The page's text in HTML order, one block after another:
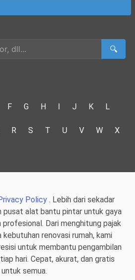
🔍
F G H I J K L
R S T U V W X
Policy. Lebih dari sekadar
pusat alat bantu pintar untuk gaya
profesional. Dari menghitung pajak
kebutuhan renovasi rumah, kami
untuk membantu pengambilan
hari. Cepat, akurat, dan gratis
untuk semua.